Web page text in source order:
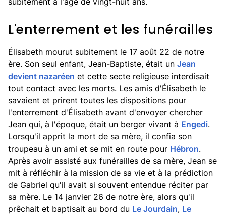
L'enterrement et les funérailles
Élisabeth mourut subitement le 17 août 22 de notre
ère. Son seul enfant, Jean-Baptiste, était un Jean
devient nazaréen et cette secte religieuse interdisait
tout contact avec les morts. Les amis d'Élisabeth le
savaient et prirent toutes les dispositions pour
l'enterrement d'Élisabeth avant d'envoyer chercher
Jean qui, à l'époque, était un berger vivant à Engedi.
Lorsqu'il apprit la mort de sa mère, il confia son
troupeau à un ami et se mit en route pour Hébron.
Après avoir assisté aux funérailles de sa mère, Jean se
mit à réfléchir à la mission de sa vie et à la prédiction
de Gabriel qu'il avait si souvent entendue réciter par
sa mère. Le 14 janvier 26 de notre ère, alors qu'il
prêchait et baptisait au bord du Le Jourdain, Le